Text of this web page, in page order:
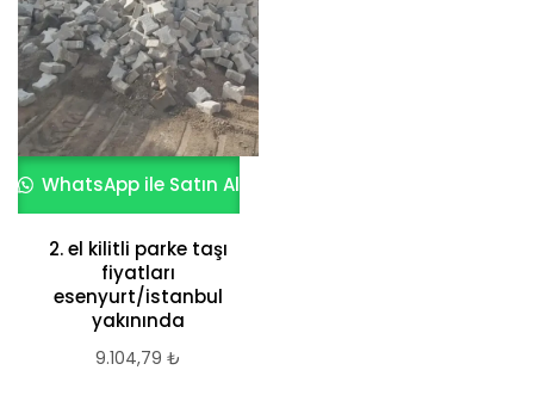
WhatsApp ile Satın Al
2. el kilitli parke taşı
fiyatları
esenyurt/istanbul
yakınında
9.104,79 ₺